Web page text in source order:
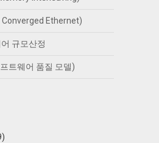
Converged Ethernet)
규모산정
트웨어 품질 모델)